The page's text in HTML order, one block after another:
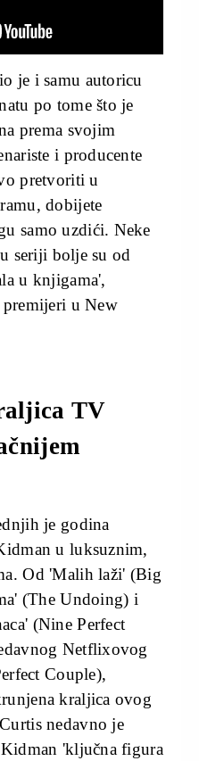
je i samu autoricu
po tome što je
prema svojim
i producente
pretvoriti u
dobijete
samo uzdići. Neke
seriji bolje su od
u knjigama',
u New
TV
je godina
u luksuznim,
Od 'Malih laži' (Big
(The Undoing) i
(Nine Perfect
Netflixovog
Couple),
kraljica ovog
nedavno je
'ključna figura